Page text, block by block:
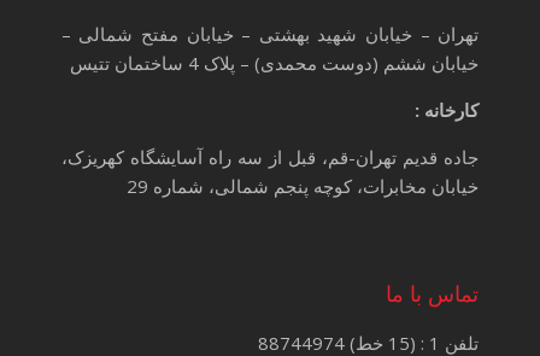
تهران – خیابان شهید بهشتی – خیابان مفتح شمالی –
خیابان ششم (دوست محمدی) – پلاک 4 ساختمان تتیس
کارخانه :
جاده قدیم تهران-قم، قبل از سه راه آسایشگاه کهریزک،
خیابان مخابرات، کوچه پنجم شمالی، شماره 29
تماس با ما
تلفن 1 : (15 خط) 88744974